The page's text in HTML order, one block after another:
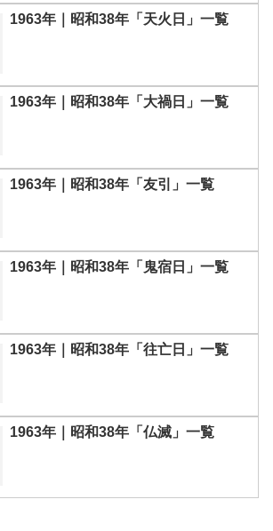
1963年｜昭和38年「天火日」一覧
1963年｜昭和38年「大禍日」一覧
1963年｜昭和38年「友引」一覧
1963年｜昭和38年「鬼宿日」一覧
1963年｜昭和38年「往亡日」一覧
1963年｜昭和38年「仏滅」一覧